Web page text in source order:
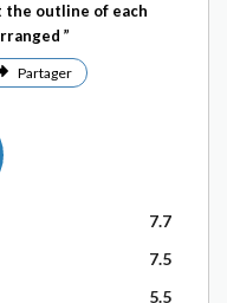
the outline of each
Partager
7.7
7.5
5.5